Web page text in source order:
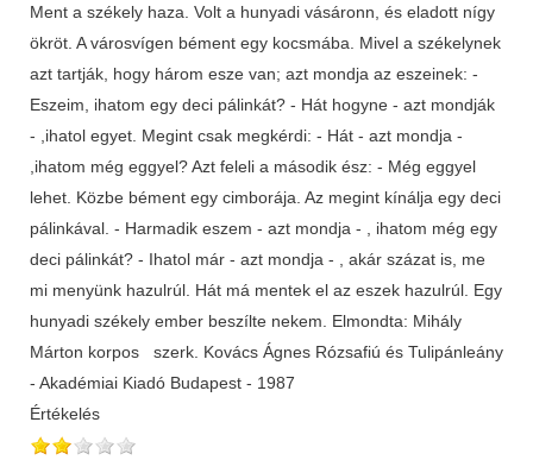
Ment a székely haza. Volt a hunyadi vásáronn, és eladott nígy
ökröt. A városvígen bément egy kocsmába. Mivel a székelynek
azt tartják, hogy három esze van; azt mondja az eszeinek: -
Eszeim, ihatom egy deci pálinkát? - Hát hogyne - azt mondják
- ,ihatol egyet. Megint csak megkérdi: - Hát - azt mondja -
,ihatom még eggyel? Azt feleli a második ész: - Még eggyel
lehet. Közbe bément egy cimborája. Az megint kínálja egy deci
pálinkával. - Harmadik eszem - azt mondja - , ihatom még egy
deci pálinkát? - Ihatol már - azt mondja - , akár százat is, me
mi menyünk hazulrúl. Hát má mentek el az eszek hazulrúl. Egy
hunyadi székely ember beszílte nekem. Elmondta: Mihály
Márton korpos szerk. Kovács Ágnes Rózsafiú és Tulipánleány
- Akadémiai Kiadó Budapest - 1987
Értékelés